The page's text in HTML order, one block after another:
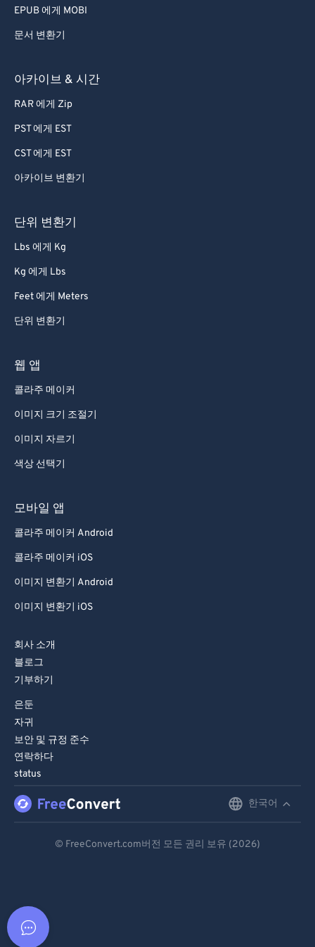
EPUB 에게 MOBI
문서 변환기
아카이브 & 시간
RAR 에게 Zip
PST 에게 EST
CST 에게 EST
아카이브 변환기
단위 변환기
Lbs 에게 Kg
Kg 에게 Lbs
Feet 에게 Meters
단위 변환기
웹 앱
콜라주 메이커
이미지 크기 조절기
이미지 자르기
색상 선택기
모바일 앱
콜라주 메이커 Android
콜라주 메이커 iOS
이미지 변환기 Android
이미지 변환기 iOS
회사 소개
블로그
기부하기
은둔
자귀
보안 및 규정 준수
연락하다
status
한국어
© FreeConvert.com버전 모든 권리 보유 (2026)